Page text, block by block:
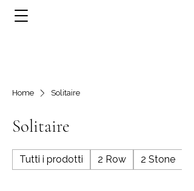
Home Solitaire
Solitaire
Tutti i prodotti 2 Row 2 Stone